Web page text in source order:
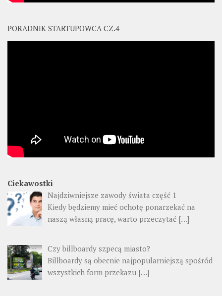
PORADNIK STARTUPOWCA CZ.4
Ciekawostki
Najdziwniejsze zawody świata część 1
Kiedy będziemy mieć ochotę ponarzekać na
naszą własną pracę, warto przeczytać […]
Czy billboardy szpecą miasto?
Billboardy są obecnie najpopularniejszą spośród
wszystkich form przekazu […]